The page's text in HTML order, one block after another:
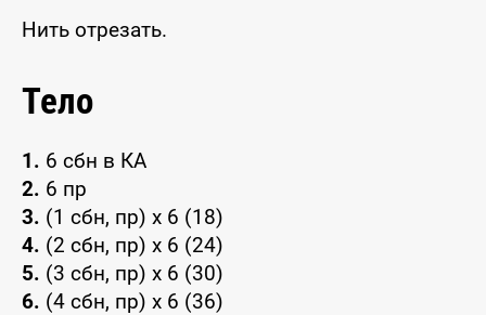
Нить отрезать.
Тело
1. 6 сбн в КА
2. 6 пр
3. (1 сбн, пр) х 6 (18)
4. (2 сбн, пр) х 6 (24)
5. (3 сбн, пр) х 6 (30)
6. (4 сбн, пр) х 6 (36)